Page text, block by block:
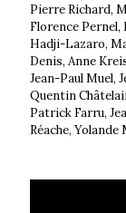
Pierre Richard,
Florence Pernel,
Hadji-Lazaro,
Denis, Anne
Jean-Paul Muel,
Quentin
Patrick Farru,
Réache,